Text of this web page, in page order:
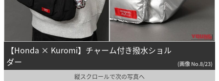
【Honda × Kuromi】チャーム付き撥水ショル
ダー
(画像 No.8/23)
縦スクロールで次の写真へ